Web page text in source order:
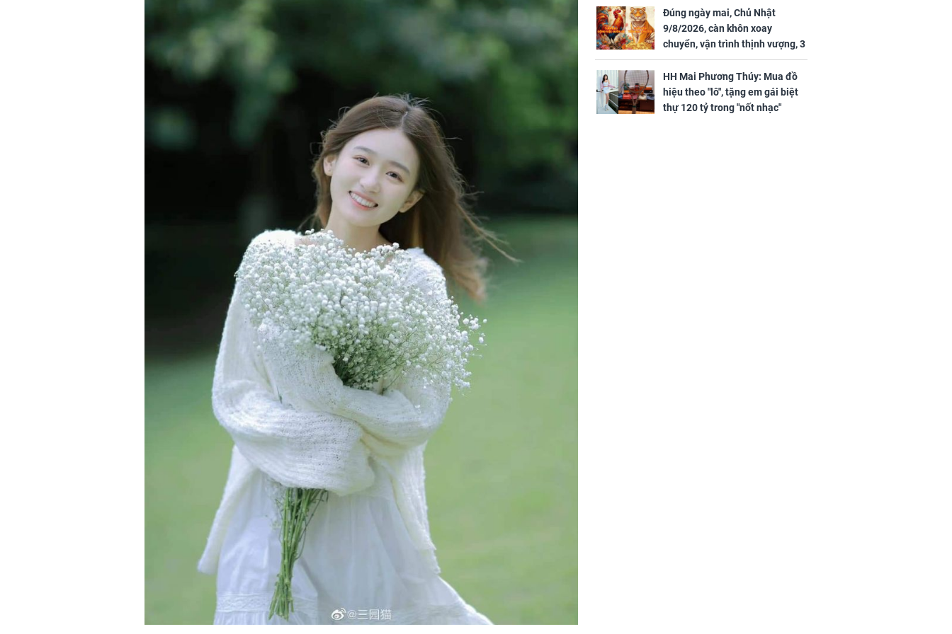
Đúng ngày mai, Chủ Nhật
9/8/2026, càn khôn xoay
chuyển, vận trình thịnh vượng, 3
con giáp nhận phúc khí nhà trời,
tình tiền đỏ như son, vận may
hanh thông
HH Mai Phương Thúy: Mua đồ
hiệu theo "lô", tặng em gái biệt
thự 120 tỷ trong "nốt nhạc"